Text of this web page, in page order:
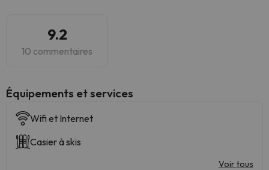
9.2
10 commentaires
​Équipements et services
Wifi et Internet
Casier à skis
Voir tous